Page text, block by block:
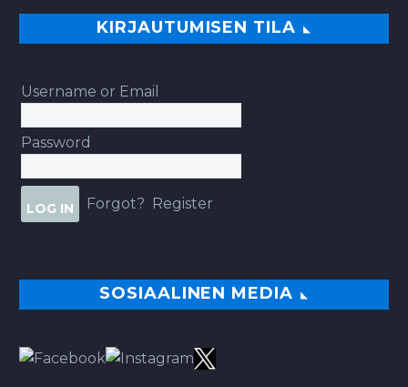
KIRJAUTUMISEN TILA
Username or Email
Password
Forgot? Register
SOSIAALINEN MEDIA